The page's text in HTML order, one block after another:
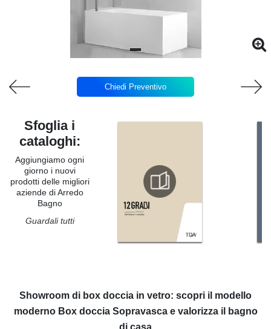
Chiedi Preventivo
Showroom di box doccia in vetro: scopri il modello
moderno Box doccia Sopravasca e valorizza il bagno
Sfoglia i
cataloghi:
Aggiungiamo ogni
giorno i nuovi
prodotti delle migliori
aziende di Arredo
Bagno
Guardali tutti